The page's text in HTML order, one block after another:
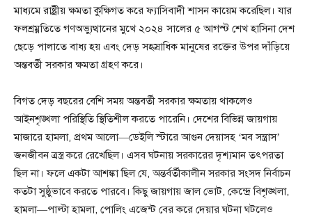
মাধ্যমে রাষ্ট্রীয় ক্ষমতা কুক্ষিগত করে ফ্যাসিবাদী শাসন কায়েম করেছিল। যার
ফলশ্রম্নতিতে গণঅভ্যুত্থানের মুখে ২০২৪ সালের ৫ আগস্ট শেখ হাসিনা দেশ
ছেড়ে পালাতে বাধ্য হয় এবং দেড় সহস্রাধিক মানুষের রক্তের উপর দাঁড়িয়ে
অন্তবর্তী সরকার ক্ষমতা গ্রহণ করে।
বিগত দেড় বছরের বেশি সময় অন্তবর্তী সরকার ক্ষমতায় থাকলেও
আইনশৃঙ্খলা পরিস্থিতি স্থিতিশীল করতে পারেনি। দেশের বিভিন্ন জায়গায়
মাজারে হামলা, প্রথম আলো—ডেইলি স্টারে আগুন দেয়াসহ ‘মব সন্ত্রাস’
জনজীবন ত্রস্ত্র করে রেখেছিল। এসব ঘটনায় সরকারের দৃশ্যমান তৎপরতা
ছিল না। ফলে একটা আশঙ্কা ছিল যে, অন্তর্বর্তীকালীন সরকার সংসদ নির্বাচন
কতটা সুষ্ঠুভাবে করতে পারবে। কিছু জায়গায় জাল ভোট, কেন্দ্রে বিশৃঙ্খলা,
হামলা—পাল্টা হামলা, পোলিং এজেন্ট বের করে দেয়ার ঘটনা ঘটলেও